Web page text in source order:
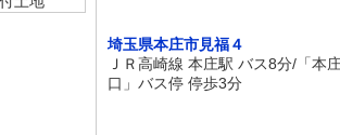
埼玉県本庄市見福４
ＪＲ高崎線 本庄駅 バス8分/「本
口」バス停 停歩3分